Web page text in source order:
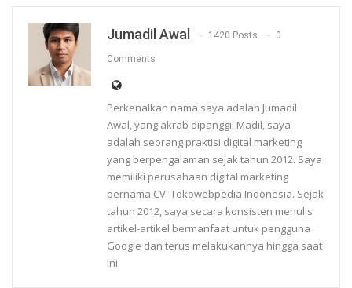
Jumadil Awal 1420 Posts 0
Comments
Perkenalkan nama saya adalah Jumadil
Awal, yang akrab dipanggil Madil, saya
adalah seorang praktisi digital marketing
yang berpengalaman sejak tahun 2012. Saya
memiliki perusahaan digital marketing
bernama CV. Tokowebpedia Indonesia. Sejak
tahun 2012, saya secara konsisten menulis
artikel-artikel bermanfaat untuk pengguna
Google dan terus melakukannya hingga saat
ini.